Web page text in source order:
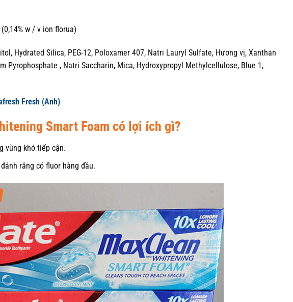
w / v ion florua)
Hydrated Silica, PEG-12, Poloxamer 407, Natri Lauryl Sulfate, Hương vị, Xanthan
Pyrophosphate , Natri Saccharin, Mica, Hydroxypropyl Methylcellulose, Blue 1,
Fresh (Anh)
Smart Foam có lợi ích gì?
vùng khó tiếp cận.
răng có fluor hàng đầu.